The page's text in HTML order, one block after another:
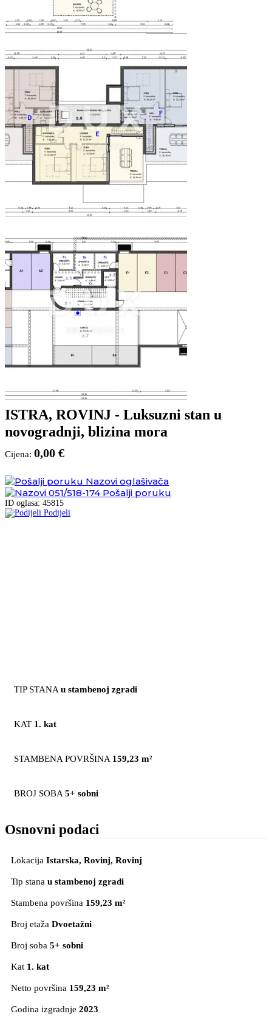
ISTRA, ROVINJ - Luksuzni stan u
novogradnji, blizina mora
Cijena: 0,00 €
Nazovi oglašivača
051/518-174 Pošalji poruku
ID oglasa: 45815
Podijeli
TIP STANA u stambenoj zgradi
KAT 1. kat
STAMBENA POVRŠINA 159,23 m²
BROJ SOBA 5+ sobni
Osnovni podaci
Lokacija Istarska, Rovinj, Rovinj
Tip stana u stambenoj zgradi
Stambena površina 159,23 m²
Broj etaža Dvoetažni
Broj soba 5+ sobni
Kat 1. kat
Netto površina 159,23 m²
Godina izgradnje 2023